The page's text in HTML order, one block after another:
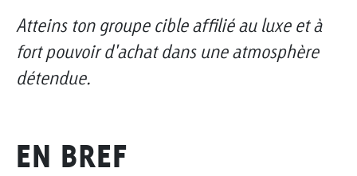
Atteins ton groupe cible affilié au luxe et à
fort pouvoir d'achat dans une atmosphère
détendue.
EN BREF